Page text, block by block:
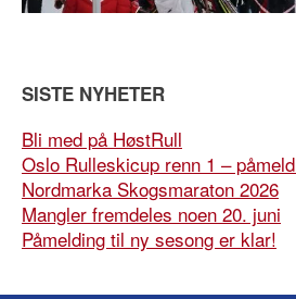
SISTE NYHETER
Bli med på HøstRull
Oslo Rulleskicup renn 1 –
Nordmarka Skogsmaraton 2026
Mangler fremdeles noen 20. juni
Påmelding til ny sesong er klar!